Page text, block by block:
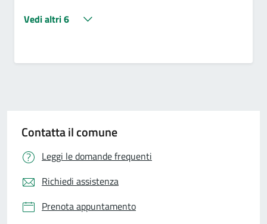
Vedi altri 6
Contatta il comune
Leggi le domande frequenti
Richiedi assistenza
Prenota appuntamento